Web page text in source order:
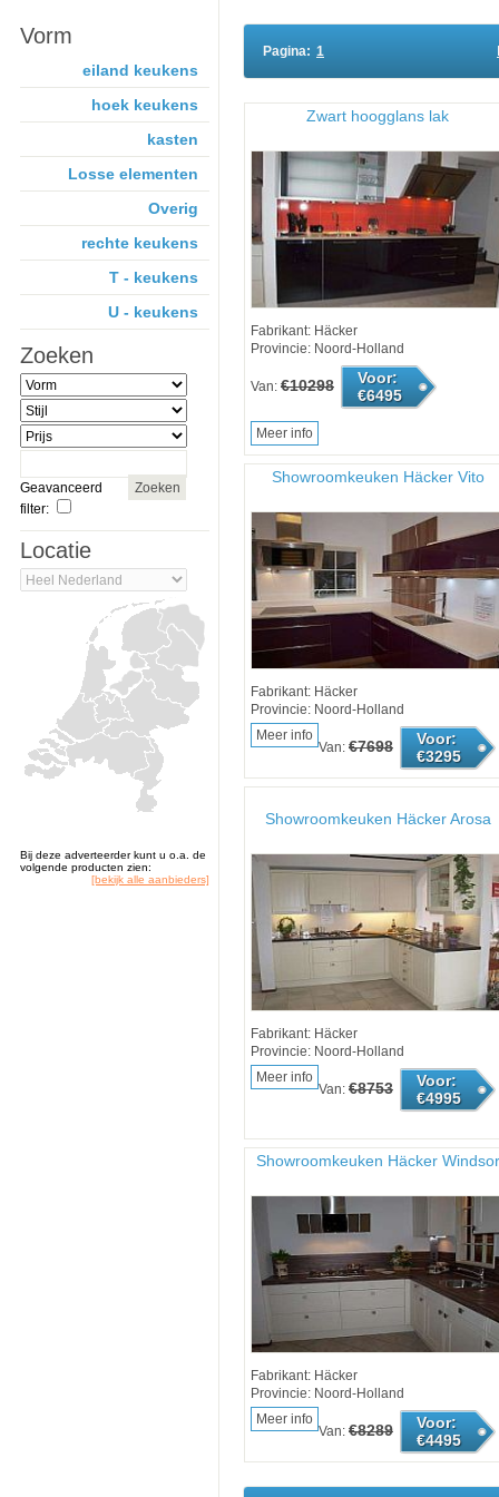
Vorm
eiland keukens
hoek keukens
kasten
Losse elementen
Overig
rechte keukens
T - keukens
U - keukens
Zoeken
Geavanceerd
filter:
Locatie
Bij deze adverteerder kunt u o.a. de
volgende producten zien:
[bekijk alle aanbieders]
Pagina: 1
Zwart hoogglans lak
Fabrikant: Häcker
Provincie: Noord-Holland
Van: €10298
Voor:
€6495
Meer info
Showroomkeuken Häcker Vito
Fabrikant: Häcker
Provincie: Noord-Holland
Van: €7698
Voor:
€3295
Meer info
Showroomkeuken Häcker Arosa
Fabrikant: Häcker
Provincie: Noord-Holland
Van: €8753
Voor:
€4995
Meer info
Showroomkeuken Häcker Windsor
Fabrikant: Häcker
Provincie: Noord-Holland
Van: €8289
Voor:
€4495
Meer info